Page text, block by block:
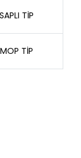
SAPLI TİP
MOP TİP